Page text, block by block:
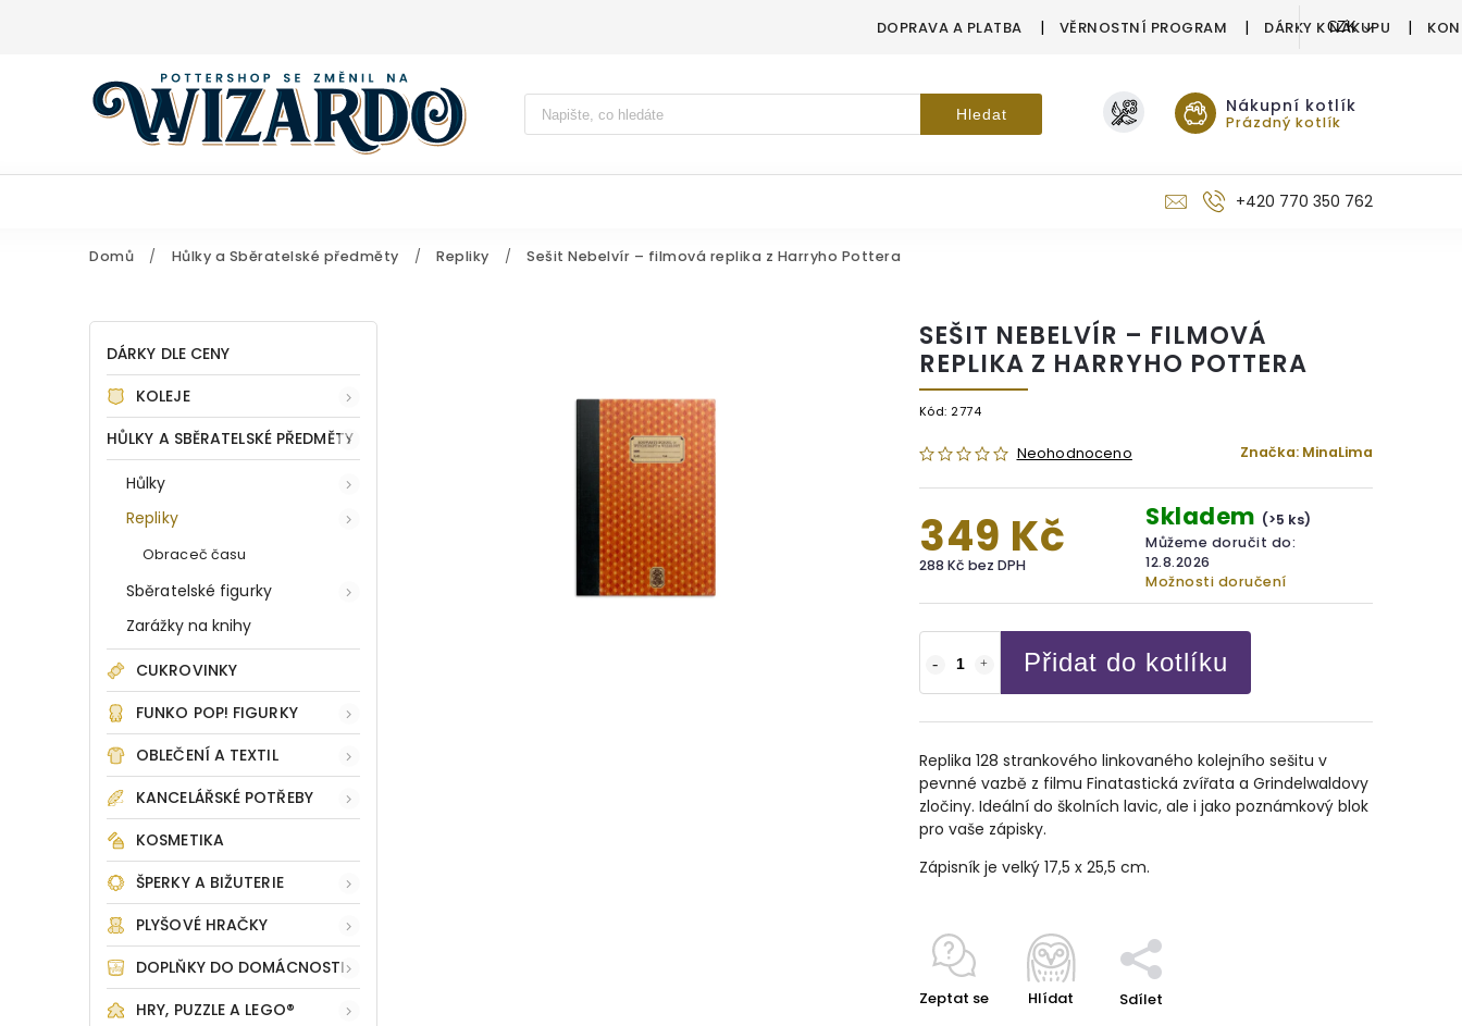
DOPRAVA A PLATBA VĚRNOSTNÍ PROGRAM DÁRKY K NÁKUPU
CZK
Vyhledávání Hledat Nákupní kotlík
Prázdný kotlík
+420 770 350 762
Domů / Hůlky a Sběratelské předměty / Repliky / Sešit Nebelvír – filmová replika z Harryho Pottera
DÁRKY DLE CENY
KOLEJE
HŮLKY A SBĚRATELSKÉ PŘEDMĚTY
Hůlky
Repliky
Obraceč času
Sběratelské figurky
Zarážky na knihy
CUKROVINKY
FUNKO POP! FIGURKY
OBLEČENÍ A TEXTIL
KANCELÁŘSKÉ POTŘEBY
KOSMETIKA
ŠPERKY A BIŽUTERIE
PLYŠOVÉ HRAČKY
DOPLŇKY DO DOMÁCNOSTI
HRY, PUZZLE A LEGO®
SEŠIT NEBELVÍR – FILMOVÁ
REPLIKA Z HARRYHO POTTERA
Kód: 2774
Neohodnoceno Značka: MinaLima
349 Kč
288 Kč bez DPH
Skladem (>5 ks)
Můžeme doručit do:
12.8.2026
Možnosti doručení
Přidat do kotlíku
Replika 128 strankového linkovaného kolejního sešitu v
pevnné vazbě z filmu Finatastická zvířata a Grindelwaldovy
zločiny. Ideální do školních lavic, ale i jako poznámkový blok
pro vaše zápisky.
Zápisník je velký 17,5 x 25,5 cm.
Zeptat se Hlídat Sdílet